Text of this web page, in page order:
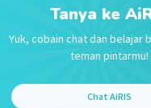
Tanya ke
Yuk, cobain chat dan belajar
teman pintarmu!
Chat AiRIS